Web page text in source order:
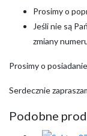
Prosimy o
Jeśli nie są
zmiany
Prosimy o
Serdecznie
Podobne